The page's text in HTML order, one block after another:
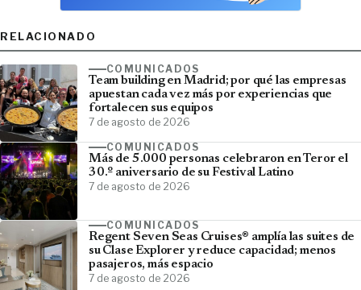
RELACIONADO
COMUNICADOS
Team building en Madrid; por qué las empresas
apuestan cada vez más por experiencias que
fortalecen sus equipos
7 de agosto de 2026
COMUNICADOS
Más de 5.000 personas celebraron en Teror el
30.º aniversario de su Festival Latino
7 de agosto de 2026
COMUNICADOS
Regent Seven Seas Cruises® amplía las suites de
su Clase Explorer y reduce capacidad; menos
pasajeros, más espacio
7 de agosto de 2026